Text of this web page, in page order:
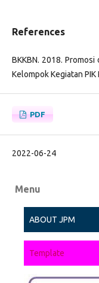
References
BKKBN. 2018.
Kelompok Kegiatan PIK
PDF
2022-06-24
Menu
ABOUT JPM
Template